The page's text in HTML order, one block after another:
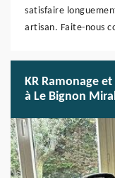
satisfaire
artisan. Faite-nous
KR Ramonage
à Le Bignon